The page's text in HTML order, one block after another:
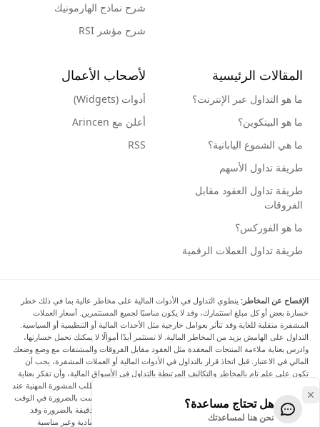
شرح نماذج الهارمونيك
شرح مؤشر RSI
المقالات الرئيسية
ما هو التداول عبر الإنترنت؟
ما هو البيتكوين؟
ما هي الشموع اليابانية؟
طريقة تداول الأسهم
طريقة تداول العقود مقابل
الفروقات
ما هو الفوركس؟
طريقة تداول العملات الرقمية
لأصحاب الأعمال
أدوات (Widgets)
أعلن مع Arincen
RSS
الإفصاح عن المخاطر: ينطوي التداول في الأدوات المالية على مخاطر عالية بما في ذلك خطر
خسارة بعض أو كل مبلغ استثمارك، وقد لا يكون مناسبًا لجميع المستثمرين. أسعار العملات
المشفرة متقلبة للغاية وقد تتأثر بعوامل خارجية مثل الأحداث المالية أو التنظيمية أو السياسية.
التداول على الهامش يزيد من المخاطر المالية. لا تستثمر أبدًا أموالًا لا يمكنك تحمل خسارتها،
وادرس بعناية ملاءمة المنتجات المعقدة مثل العقود مقابل الفروقات والمشتقات مع وضع وضعك
المالي في الاعتبار. قبل اتخاذ قرار بالتداول في الأدوات المالية أو العملات المشفرة، يجب أن
تكون على علم تام بالمخاطر والتكاليف المرتبطة بالتداول في الأسواق المالية، وأن تفكر بعناية
في أهدافك الاستثمارية ومستوى خبرتك ورغبتك في المخاطرة، وأن تطلب المشورة المهنية عند
الحاجة. تود Arincen أن تذكرك بأن البيانات الواردة في هذا الموقع ليست بالضرورة في الوقت
الفعلي وليست دقيقة. البيانات والأسعار الموجودة على الموقع ليست دقيقة بالضرورة وقد
تختلف عن السعر الفعلي في أي سوق معينة، مما يعني أن الأسعار إرشادية وغير مناسبة
هل تحتاج مساعدة؟
نحن هنا لمساعدتك